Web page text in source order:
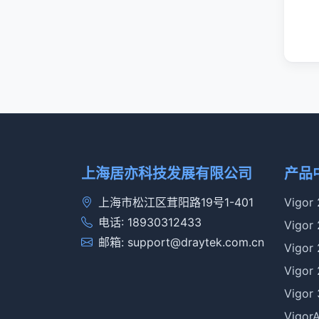
上海居亦科技发展有限公司
上海市松江区茸阳路19号1-401
电话: 18930312433
邮箱: support@draytek.com.cn
产品
Vigor
Vigor
Vigor
Vigor
Vigor